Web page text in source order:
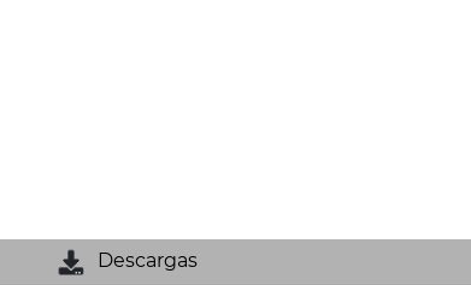
Descargas